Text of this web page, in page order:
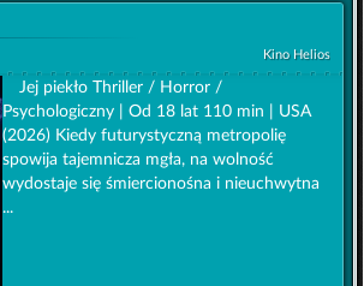
Kino Helios
Jej piekło Thriller / Horror /
Psychologiczny | Od 18 lat 110 min | USA
(2026) Kiedy futurystyczną metropolię
spowija tajemnicza mgła, na wolność
wydostaje się śmiercionośna i nieuchwytna
...